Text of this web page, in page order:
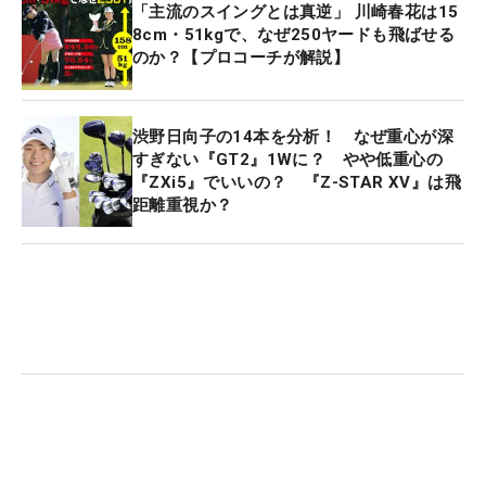
「主流のスイングとは真逆」 川崎春花は15
8cm・51kgで、なぜ250ヤードも飛ばせる
のか？【プロコーチが解説】
渋野日向子の14本を分析！ なぜ重心が深
すぎない『GT2』1Wに？ やや低重心の
『ZXi5』でいいの？ 『Z-STAR XV』は飛
距離重視か？